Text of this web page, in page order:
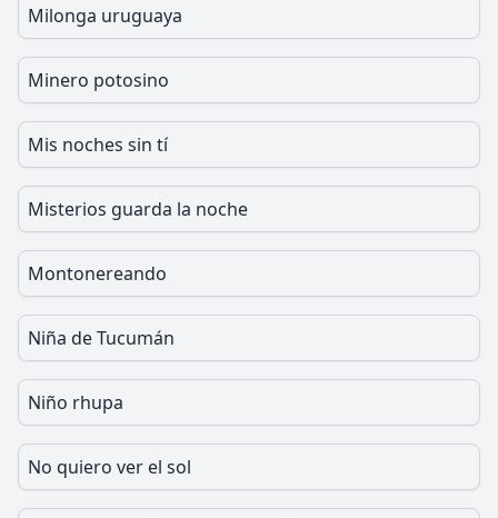
Milonga uruguaya
Minero potosino
Mis noches sin tí
Misterios guarda la noche
Montonereando
Niña de Tucumán
Niño rhupa
No quiero ver el sol